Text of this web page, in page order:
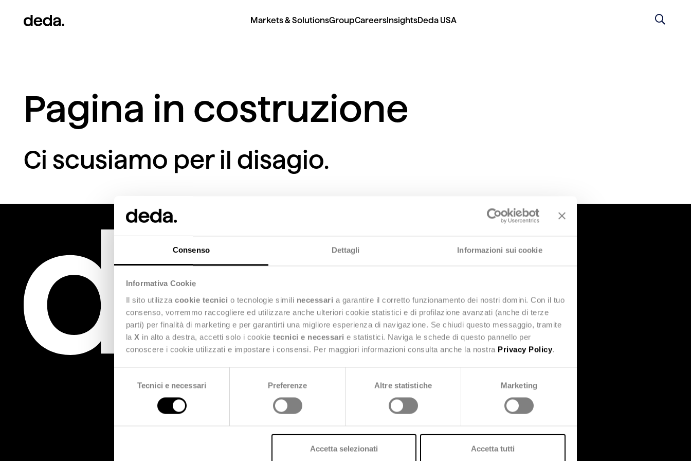
Consenso Dettagli Informazioni sui cookie
Informativa Cookie
Il sito utilizza cookie tecnici o tecnologie simili necessari a garantire il corretto funzionamento dei nostri domini. Con il tuo
consenso, vorremmo raccogliere ed utilizzare anche ulteriori cookie statistici e di profilazione avanzati (anche di terze
parti) per finalità di marketing e per garantirti una migliore esperienza di navigazione. Se chiudi questo messaggio, tramite
la X in alto a destra, accetti solo i cookie tecnici e necessari e statistici. Naviga le schede di questo pannello per
conoscere i cookie utilizzati e impostare i consensi. Per maggiori informazioni consulta anche la nostra Privacy Policy.
Tecnici e necessari Preferenze Altre statistiche Marketing
Accetta selezionati Accetta tutti
Markets & SolutionsGroupCareersInsightsDeda USA
Pagina in costruzione
Ci scusiamo per il disagio.